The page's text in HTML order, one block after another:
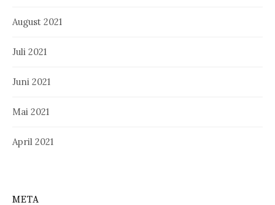
August 2021
Juli 2021
Juni 2021
Mai 2021
April 2021
META